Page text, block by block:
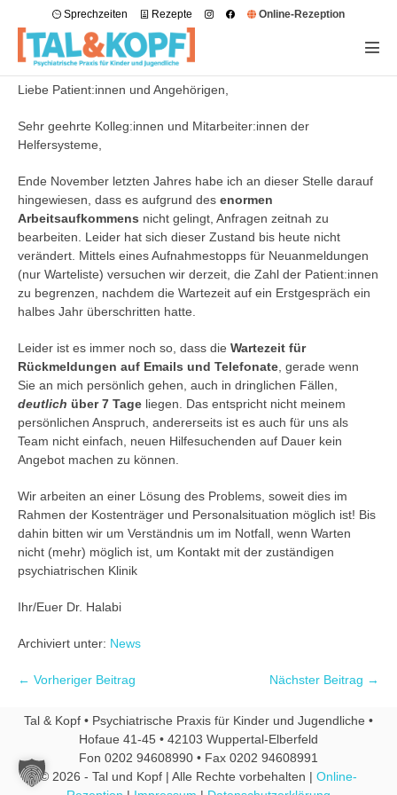
Sprechzeiten Rezepte Online-Rezeption
Liebe Patient:innen und Angehörigen,
Sehr geehrte Kolleg:innen und Mitarbeiter:innen der
Helfersysteme,
Ende November letzten Jahres habe ich an dieser Stelle darauf
hingewiesen, dass es aufgrund des enormen
Arbeitsaufkommens nicht gelingt, Anfragen zeitnah zu
bearbeiten. Leider hat sich dieser Zustand bis heute nicht
verändert. Mittels eines Aufnahmestopps für Neuanmeldungen
(nur Warteliste) versuchen wir derzeit, die Zahl der Patient:innen
zu begrenzen, nachdem die Wartezeit auf ein Erstgespräch ein
halbes Jahr überschritten hatte.
Leider ist es immer noch so, dass die Wartezeit für
Rückmeldungen auf Emails und Telefonate , gerade wenn
Sie an mich persönlich gehen, auch in dringlichen Fällen,
deutlich über 7 Tage liegen. Das entspricht nicht meinem
persönlichen Anspruch, andererseits ist es auch für uns als
Team nicht einfach, neuen Hilfesuchenden auf Dauer kein
Angebot machen zu können.
Wir arbeiten an einer Lösung des Problems, soweit dies im
Rahmen der Kostenträger und Personalsituation möglich ist! Bis
dahin bitten wir um Verständnis um im Notfall, wenn Warten
nicht (mehr) möglich ist, um Kontakt mit der zuständigen
psychiatrischen Klinik
Ihr/Euer Dr. Halabi
Archiviert unter: News
← Vorheriger Beitrag Nächster Beitrag →
Tal & Kopf • Psychiatrische Praxis für Kinder und Jugendliche •
Hofaue 41-45 • 42103 Wuppertal-Elberfeld
Fon 0202 94608990 • Fax 0202 94608991
© 2026 - Tal und Kopf | Alle Rechte vorbehalten | Online-